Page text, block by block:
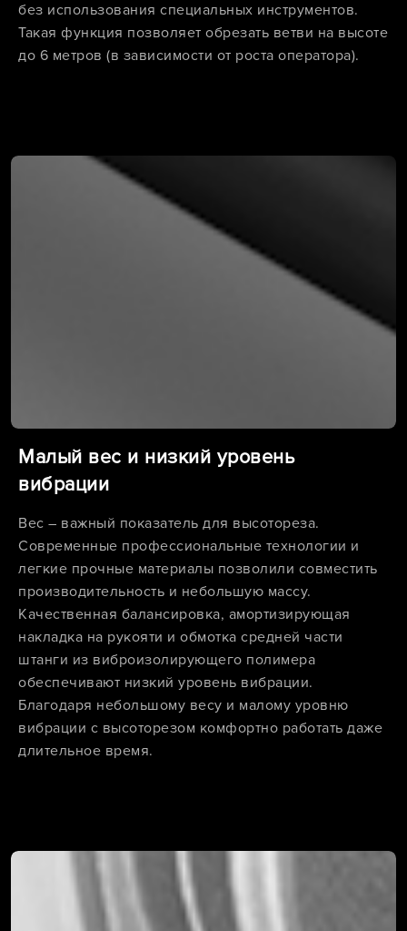
без использования специальных инструментов.
Такая функция позволяет обрезать ветви на высоте
до 6 метров (в зависимости от роста оператора).
Малый вес и низкий уровень
вибрации
Вес – важный показатель для высотореза.
Современные профессиональные технологии и
легкие прочные материалы позволили совместить
производительность и небольшую массу.
Качественная балансировка, амортизирующая
накладка на рукояти и обмотка средней части
штанги из виброизолирующего полимера
обеспечивают низкий уровень вибрации.
Благодаря небольшому весу и малому уровню
вибрации с высоторезом комфортно работать даже
длительное время.